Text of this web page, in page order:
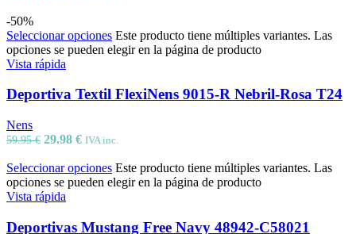
-50%
Seleccionar opciones Este producto tiene múltiples variantes. Las
opciones se pueden elegir en la página de producto
Vista rápida
Deportiva Textil FlexiNens 9015-R Nebril-Rosa T24
Nens
59.95€ 29.98 € IVA inc.
Seleccionar opciones Este producto tiene múltiples variantes. Las
opciones se pueden elegir en la página de producto
Vista rápida
Deportivas Mustang Free Navy 48942-C58021